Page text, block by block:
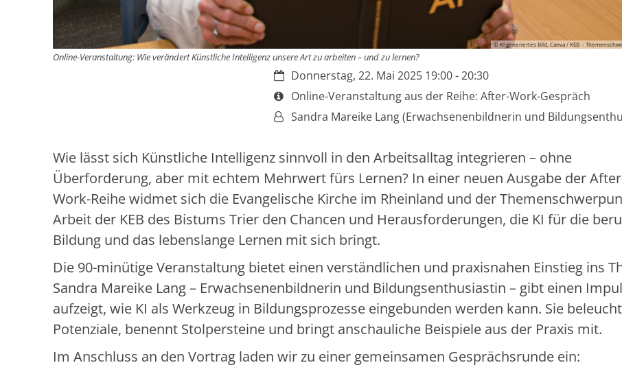
© KI generiertes Bild, Canva / KEB -
Online-Veranstaltung: Wie verändert Künstliche Intelligenz unsere Art zu arbeiten – und zu lernen?
Datum:Donnerstag, 22. Mai 2025 19:00 - 20:30
Art bzw. Nummer:
Online-Veranstaltung aus der Reihe: After-Work-Gespräch
Von:Sandra Mareike Lang (Erwachsenenbildnerin und
Wie lässt sich Künstliche Intelligenz sinnvoll in den Arbeitsalltag integrieren – ohne
Überforderung, aber mit echtem Mehrwert fürs Lernen? In einer neuen Ausgabe der
Work-Reihe widmet sich die Evangelische Kirche im Rheinland und der
Arbeit der KEB des Bistums Trier den Chancen und Herausforderungen, die KI für die
Bildung und das lebenslange Lernen mit sich bringt.
Die 90-minütige Veranstaltung bietet einen verständlichen und praxisnahen Einstieg ins
Sandra Mareike Lang – Erwachsenenbildnerin und Bildungsenthusiastin – gibt einen
aufzeigt, wie KI als Werkzeug in Bildungsprozesse eingebunden werden kann. Sie
Potenziale, benennt Stolpersteine und bringt anschauliche Beispiele aus der Praxis mit.
Im Anschluss an den Vortrag laden wir zu einer gemeinsamen Gesprächsrunde ein: